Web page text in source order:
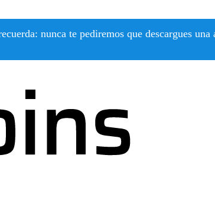
nunca te pediremos que descargues